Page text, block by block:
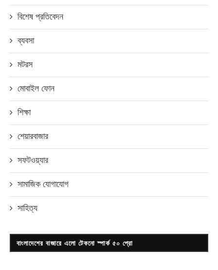
বিশেষ প্রতিবেদন
ব্যবসা
মটরস
মোবাইল ফোন
শিক্ষা
শেয়ারবাজার
সফটওয়্যার
সামাজিক যোগাযোগ
সাহিত্য
বাংলাদেশের বাজারে এলো টেকনো স্পার্ক ৫০ প্রো